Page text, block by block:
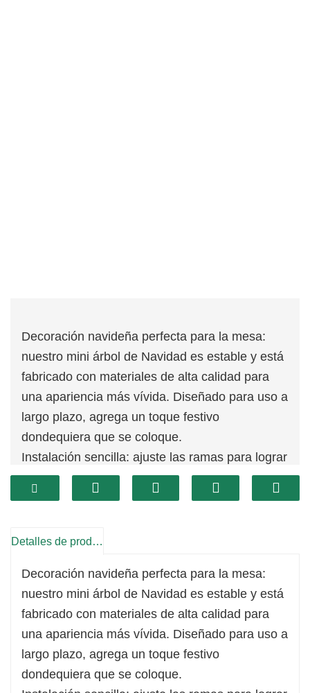
Decoración navideña perfecta para la mesa:
nuestro mini árbol de Navidad es estable y está
fabricado con materiales de alta calidad para
una apariencia más vívida. Diseñado para uso a
largo plazo, agrega un toque festivo
dondequiera que se coloque.
Instalación sencilla: ajuste las ramas para lograr
una apariencia más completa. La base pesada
garantiza estabilidad y mantiene el árbol
Duradero y encantador: con ramas densas
de mesa es versátil para cualquier entorno.
Ideal como centro de mesa, decora mesas en
hogares, oficinas, discotecas, bares, cafeterías,
tiendas, restaurantes y fiestas.
Atractivos regalos de Navidad: este pequeño
árbol de Navidad es un regalo de fiesta único y
Detalles de producto
Decoración navideña perfecta para la mesa:
nuestro mini árbol de Navidad es estable y está
fabricado con materiales de alta calidad para
una apariencia más vívida. Diseñado para uso a
largo plazo, agrega un toque festivo
dondequiera que se coloque.